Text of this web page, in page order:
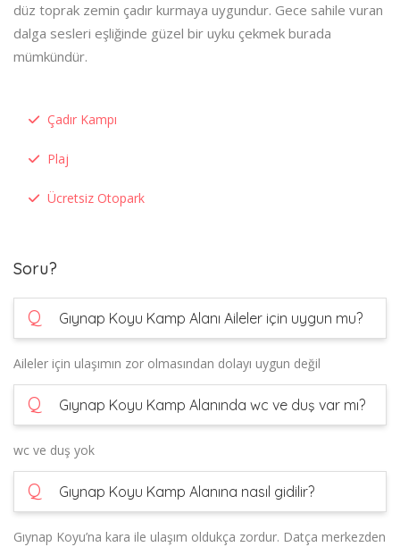
düz toprak zemin çadır kurmaya uygundur. Gece sahile vuran
dalga sesleri eşliğinde güzel bir uyku çekmek burada
mümkündür.
Çadır Kampı
Plaj
Ücretsiz Otopark
Soru?
Q Gıynap Koyu Kamp Alanı Aileler için uygun mu?
Aileler için ulaşımın zor olmasından dolayı uygun değil
Q Gıynap Koyu Kamp Alanında wc ve duş var mı?
wc ve duş yok
Q Gıynap Koyu Kamp Alanına nasıl gidilir?
Gıynap Koyu’na kara ile ulaşım oldukça zordur. Datça merkezden